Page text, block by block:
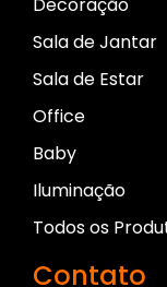
Decoração
Sala de Jantar
Sala de Estar
Office
Baby
Iluminação
Todos os
Contato